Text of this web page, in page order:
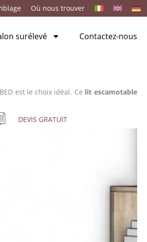
Où nous trouver
surélevé Contactez-nous
est le choix idéal. Ce lit escamotable
DEVIS GRATUIT